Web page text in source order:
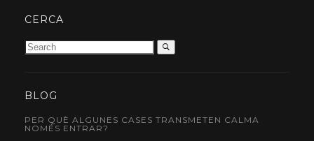
CERCA
BLOG
PER QUÈ ALGUNES CASES TRANSMETEN CALMA
NOMÉS ENTRAR?